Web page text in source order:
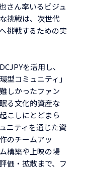
さん率いるビジュ
挑戦は、次世代
挑戦するための実
を活用し、
型コミュニティ」
しかったファン
る文化的資産な
こしにとどまら
ニティを通じた資
のチームアッ
構築や上映の場
価・拡散まで、フ